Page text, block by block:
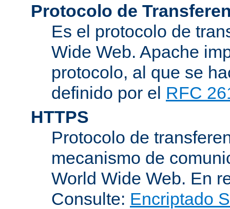
Protocolo de
Es el protocolo de
Wide Web. Apache
protocolo, al que se
definido por el RFC
HTTPS
Protocolo de
mecanismo de
World Wide Web. En
Consulte: Encriptado